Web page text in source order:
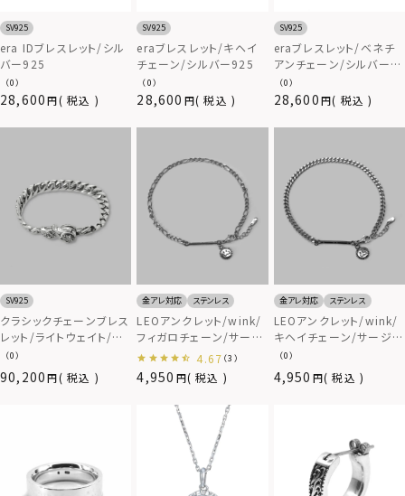
SV925
era IDブレスレット/シル
バー925
（0）
28,600 税込
SV925
eraブレスレット/キヘイ
チェーン/シルバー925
（0）
28,600 税込
SV925
eraブレスレット/ベネチ
アンチェーン/シルバー
925
（0）
28,600 税込
SV925
クラシックチェーンブレス
レット/ライトウェイト/シ
ルバー925
（0）
90,200 税込
金アレ対応 ステンレス
LEOアンクレット/wink/
フィガロチェーン/サージ
カルステンレス316L（金
属アレルギー対応）
4.67 （3）
4,950 税込
金アレ対応 ステンレス
LEOアンクレット/wink/
キヘイチェーン/サージカ
ルステンレス316L（金属
アレルギー対応）
（0）
4,950 税込